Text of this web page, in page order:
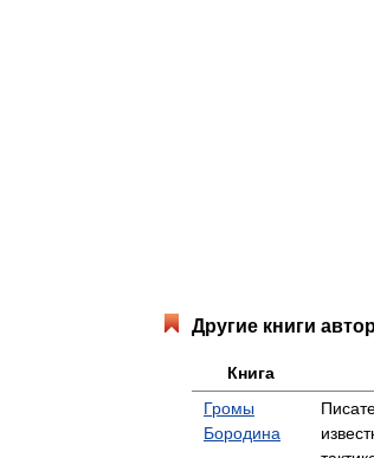
Другие книги
Книга
Громы
Бородина